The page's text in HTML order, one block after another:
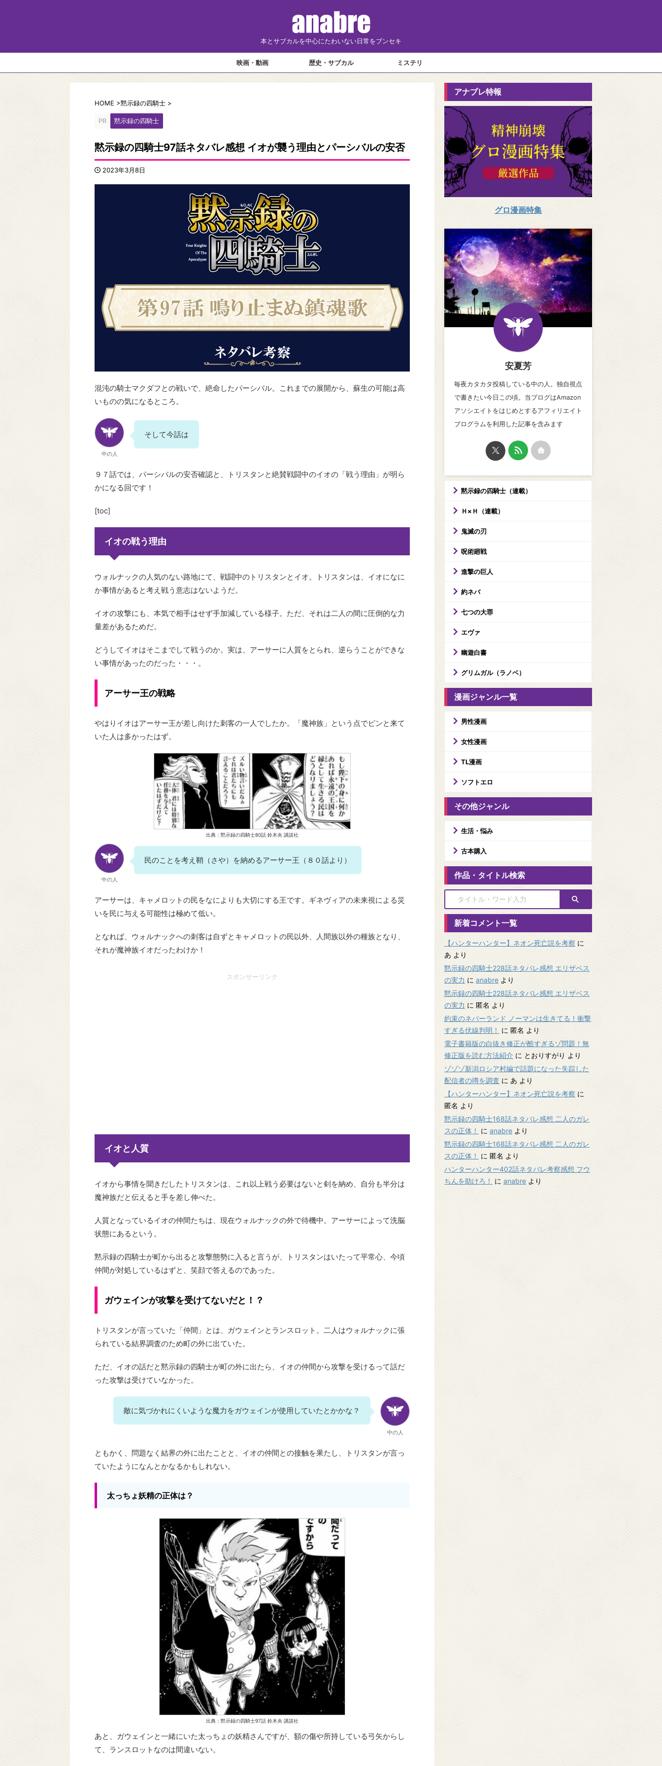
本とサブカルを中心にたわいない日常をブンセキ
映画・動画 歴史・サブカル ミステリ
HOME >黙示録の四騎士 >
PR 黙示録の四騎士
黙示録の四騎士97話ネタバレ感想 イオが襲う理由とパーシバルの安否
2023年3月8日
混沌の騎士マクダフとの戦いで、絶命したパーシバル。これまでの展開から、蘇生の可能は高
いものの気になるところ。
中の人
そして今話は
９７話では、パーシバルの安否確認と、トリスタンと絶賛戦闘中のイオの「戦う理由」が明ら
かになる回です！
[toc]
イオの戦う理由
ウォルナックの人気のない路地にて、戦闘中のトリスタンとイオ。トリスタンは、イオになに
か事情があると考え戦う意志はないようだ。
イオの攻撃にも、本気で相手はせず手加減している様子。ただ、それは二人の間に圧倒的な力
量差があるためだ。
どうしてイオはそこまでして戦うのか。実は、アーサーに人質をとられ、逆らうことができな
い事情があったのだった・・・。
アーサー王の戦略
やはりイオはアーサー王が差し向けた刺客の一人でしたか。「魔神族」という点でピンと来て
いた人は多かったはず。
出典：黙示録の四騎士80話 鈴木央 講談社
中の人
民のことを考え鞘（さや）を納めるアーサー王（８０話より）
アーサーは、キャメロットの民をなによりも大切にする王です。ギネヴィアの未来視による災
いを民に与える可能性は極めて低い。
となれば、ウォルナックへの刺客は自ずとキャメロットの民以外、人間族以外の種族となり、
それが魔神族イオだったわけか！
スポンサーリンク
イオと人質
イオから事情を聞きだしたトリスタンは、これ以上戦う必要はないと剣を納め、自分も半分は
魔神族だと伝えると手を差し伸べた。
人質となっているイオの仲間たちは、現在ウォルナックの外で待機中。アーサーによって洗脳
状態にあるという。
黙示録の四騎士が町から出ると攻撃態勢に入ると言うが、トリスタンはいたって平常心、今頃
仲間が対処しているはずと、笑顔で答えるのであった。
ガウェインが攻撃を受けてないだと！？
トリスタンが言っていた「仲間」とは、ガウェインとランスロット。二人はウォルナックに張
られている結界調査のため町の外に出ていた。
ただ、イオの話だと黙示録の四騎士が町の外に出たら、イオの仲間から攻撃を受けるって話だ
った攻撃は受けていなかった。
敵に気づかれにくいような魔力をガウェインが使用していたとかかな？
中の人
ともかく、問題なく結界の外に出たことと、イオの仲間との接触を果たし、トリスタンが言っ
ていたようになんとかなるかもしれない。
太っちょ妖精の正体は？
出典：黙示録の四騎士97話 鈴木央 講談社
あと、ガウェインと一緒にいた太っちょの妖精さんですが、額の傷や所持している弓矢からし
て、ランスロットなのは間違いない。
アナブレ特報
グロ漫画特集
安夏芳
毎夜カタカタ投稿している中の人。独自視点
で書きたい今日この頃。当ブログはAmazon
アソシエイトをはじめとするアフィリエイト
ブログラムを利用した記事を含みます
黙示録の四騎士（連載）
Ｈ×Ｈ（連載）
鬼滅の刃
呪術廻戦
進撃の巨人
約ネバ
七つの大罪
エヴァ
幽遊白書
グリムガル（ラノベ）
漫画ジャンル一覧
男性漫画
女性漫画
TL漫画
ソフトエロ
その他ジャンル
生活・悩み
古本購入
作品・タイトル検索
新着コメント一覧
【ハンターハンター】ネオン死亡説を考察 に
あ より
黙示録の四騎士228話ネタバレ感想 エリザベス
の実力 に anabre より
黙示録の四騎士228話ネタバレ感想 エリザベス
の実力 に 匿名 より
約束のネバーランド ノーマンは生きてる！衝撃
すぎる伏線判明！
に 匿名 より
電子書籍版の白抜き修正が酷すぎるゾ問題！無
修正版を読む方法紹介 に とおりすがり より
ゾゾゾ新潟ロシア村編で話題になった失踪した
配信者の噂を調査 に あ より
【ハンターハンター】ネオン死亡説を考察 に
匿名 より
黙示録の四騎士168話ネタバレ感想 二人のガレ
スの正体！
に anabre より
黙示録の四騎士168話ネタバレ感想 二人のガレ
スの正体！
に 匿名 より
ハンターハンター402話ネタバレ考察感想 フウ
ちんを助けろ！
に anabre より